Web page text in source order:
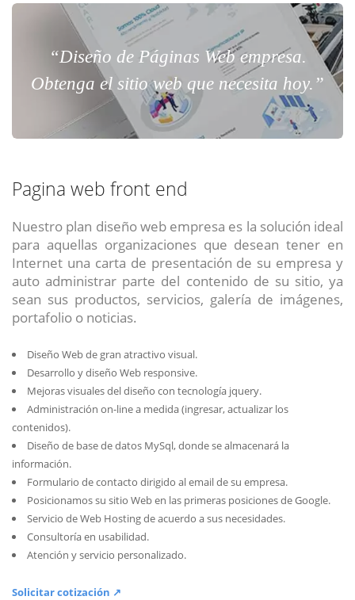
“Diseño de Páginas Web empresa.
Obtenga el sitio web que necesita hoy.”
Pagina web front end
Nuestro plan diseño web empresa es la solución ideal
para aquellas organizaciones que desean tener en
Internet una carta de presentación de su empresa y
auto administrar parte del contenido de su sitio, ya
sean sus productos, servicios, galería de imágenes,
portafolio o noticias.
Diseño Web de gran atractivo visual.
Desarrollo y diseño Web responsive.
Mejoras visuales del diseño con tecnología jquery.
Administración on-line a medida (ingresar, actualizar los
contenidos).
Diseño de base de datos MySql, donde se almacenará la
información.
Formulario de contacto dirigido al email de su empresa.
Posicionamos su sitio Web en las primeras posiciones de Google.
Servicio de Web Hosting de acuerdo a sus necesidades.
Consultoría en usabilidad.
Atención y servicio personalizado.
Solicitar cotización ↗